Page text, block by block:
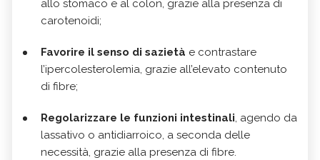
allo stomaco e al colon, grazie alla presenza di
carotenoidi;
Favorire il senso di sazietà e contrastare
l’ipercolesterolemia, grazie all’elevato contenuto
di fibre;
Regolarizzare le funzioni intestinali, agendo da
lassativo o antidiarroico, a seconda delle
necessità, grazie alla presenza di fibre.